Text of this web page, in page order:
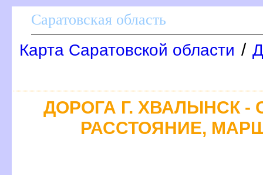
Саратовская область
Карта Саратовской области /
ДОРОГА Г. ХВАЛЫНСК -
РАССТОЯНИЕ,